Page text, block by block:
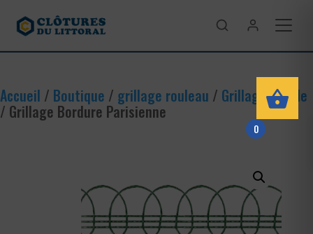
Accueil / Boutique / grillage rouleau / Grillage souple
/ Grillage Bordure Parisienne
0